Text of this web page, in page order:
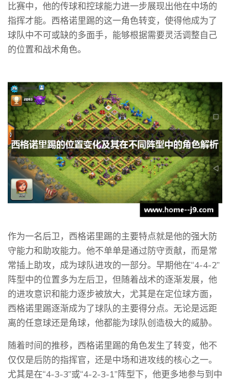
比赛中，他的传球和控球能力进一步展现出他在中场的
指挥才能。西格诺里踢的这一角色转变，使得他成为了
球队中不可或缺的多面手，能够根据需要灵活调整自己
的位置和战术角色。
作为一名后卫，西格诺里踢的主要特点就是他的强大防
守能力和助攻能力。他不单单是通过防守贡献，而是常
常插上助攻，成为球队进攻的一部分。早期他在“4-4-2”
阵型中的位置多为左后卫，但随着战术的逐渐发展，他
的进攻意识和能力逐步被放大，尤其是在定位球方面，
西格诺里踢逐渐成为了球队的主要得分点。无论是远距
离的任意球还是角球，他都能为球队创造极大的威胁。
随着时间的推移，西格诺里踢的角色发生了转变，他不
仅仅是后防的指挥官，还是中场和进攻线的核心之一。
尤其是在“4-3-3”或“4-2-3-1”阵型下，他更多地参与到中